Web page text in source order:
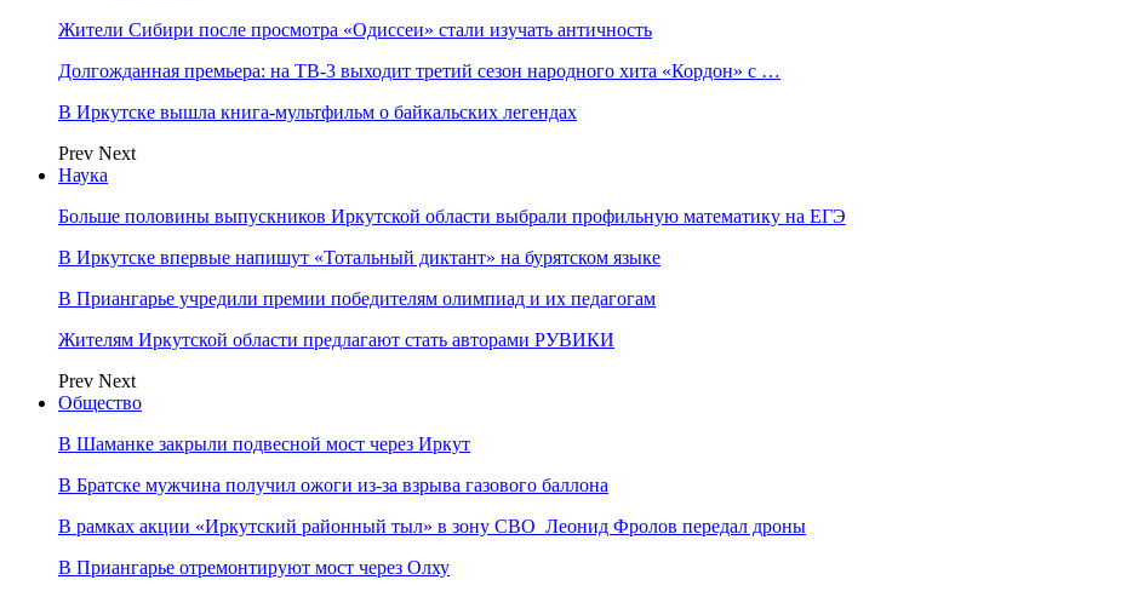
Жители Сибири после просмотра «Одиссеи» стали изучать античность
Долгожданная премьера: на ТВ-3 выходит третий сезон народного хита «Кордон» с …
В Иркутске вышла книга-мультфильм о байкальских легендах
Prev Next
Наука
Больше половины выпускников Иркутской области выбрали профильную математику на ЕГЭ
В Иркутске впервые напишут «Тотальный диктант» на бурятском языке
В Приангарье учредили премии победителям олимпиад и их педагогам
Жителям Иркутской области предлагают стать авторами РУВИКИ
Prev Next
Общество
В Шаманке закрыли подвесной мост через Иркут
В Братске мужчина получил ожоги из-за взрыва газового баллона
В рамках акции «Иркутский районный тыл» в зону СВО Леонид Фролов передал дроны
В Приангарье отремонтируют мост через Олху